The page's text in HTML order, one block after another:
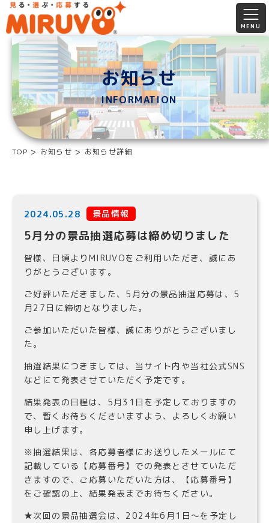
お知らせ
INFORMATION
TOP お知らせ お知らせ詳細
2024.05.28 景品情報
5月分の景品抽選応募は締め切りました
皆様、日頃よりMIRUVOをご利用いただき、誠にあ
りがとうございます。
ご好評いただきました、5月分の景品抽選応募は、5
月27日に締切となりました。
ご参加いただいた皆様、誠にありがとうございまし
た。
抽選結果につきましては、当サイト内や当社公式SNS
などにて発表させていただく予定です。
結果発表の日程は、5月31日を予定しておりますの
で、暫くお待ちくださいますよう、よろしくお願い
申し上げます。
※抽選結果は、各応募者様にお送りしたメールにて
記載している【応募番号】での発表とさせていただ
きますので、ご応募いただいた方は、【応募番号】
をご確認の上、結果発表までお待ちください。
★次回の景品抽選会は、2024年6月1日〜を予定し